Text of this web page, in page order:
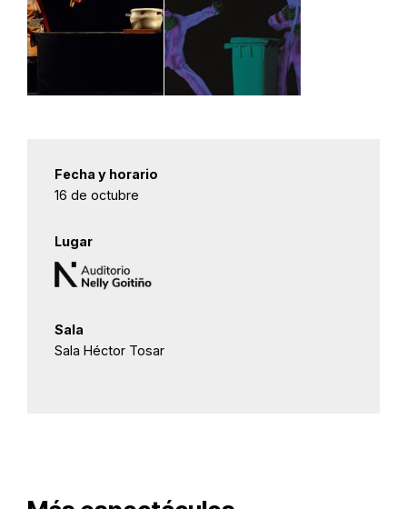
Fecha y horario
16 de octubre
Lugar
Sala
Sala Héctor Tosar